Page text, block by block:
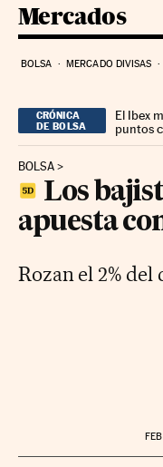
Mercados
BOLSA MERCADO DIVISAS
CRÓNICA
DE BOLSA
El Ibex
puntos
BOLSA
Los
apuesta
Rozan el 2%
FEB